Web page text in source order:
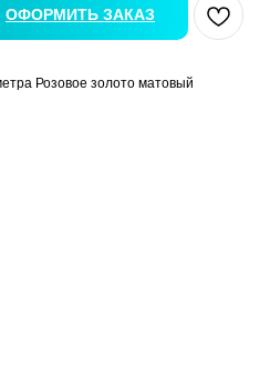
ОФОРМИТЬ ЗАКАЗ
Розовое золото матовый